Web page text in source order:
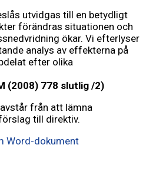
utvidgas till en betydligt
förändras situationen och
ökar. Vi efterlyser
analys av effekterna på
efter olika
(2008) 778 slutlig /2)
från att lämna
till direktiv.
Word-dokument